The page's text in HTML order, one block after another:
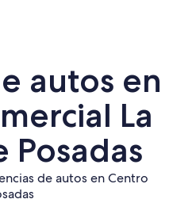
autos en
La
Posadas
de autos en Centro